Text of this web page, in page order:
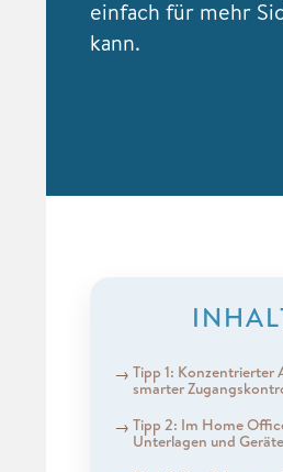
einfach für mehr
kann.
Tipp 1: Konzentrierter
smarter
Tipp 2: Im Home
Unterlagen und